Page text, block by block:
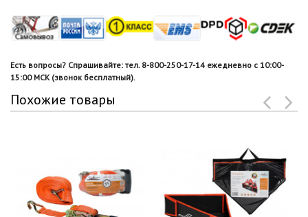
Есть вопросы? Спрашивайте: тел. 8-800-250-17-14 ежедневно с 10:00-
15:00 МСК (звонок бесплатный).
Похожие товары